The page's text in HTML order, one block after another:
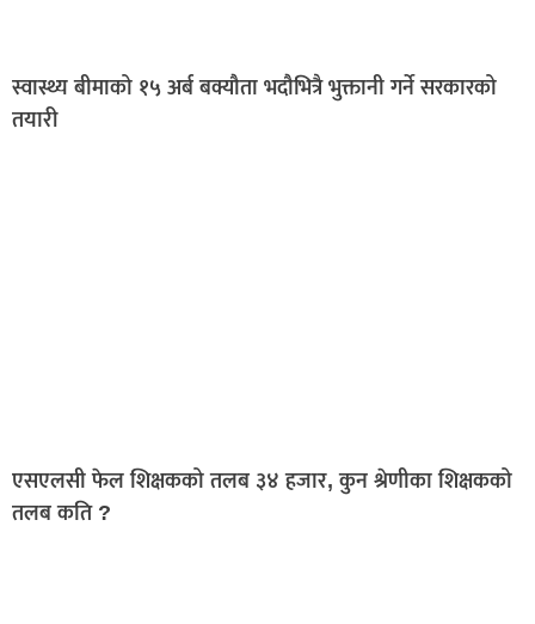
स्वास्थ्य बीमाको १५ अर्ब बक्यौता भदौभित्रै भुक्तानी गर्ने सरकारको
तयारी
एसएलसी फेल शिक्षकको तलब ३४ हजार, कुन श्रेणीका शिक्षकको
तलब कति ?